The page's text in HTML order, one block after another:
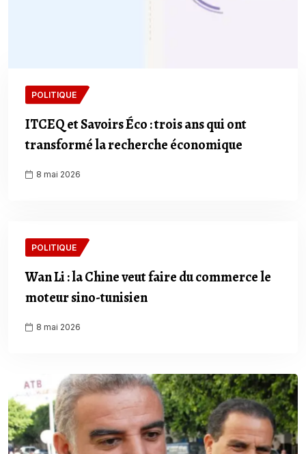
POLITIQUE
ITCEQ et Savoirs Éco : trois ans qui ont
transformé la recherche économique
8 mai 2026
POLITIQUE
Wan Li : la Chine veut faire du commerce le
moteur sino-tunisien
8 mai 2026